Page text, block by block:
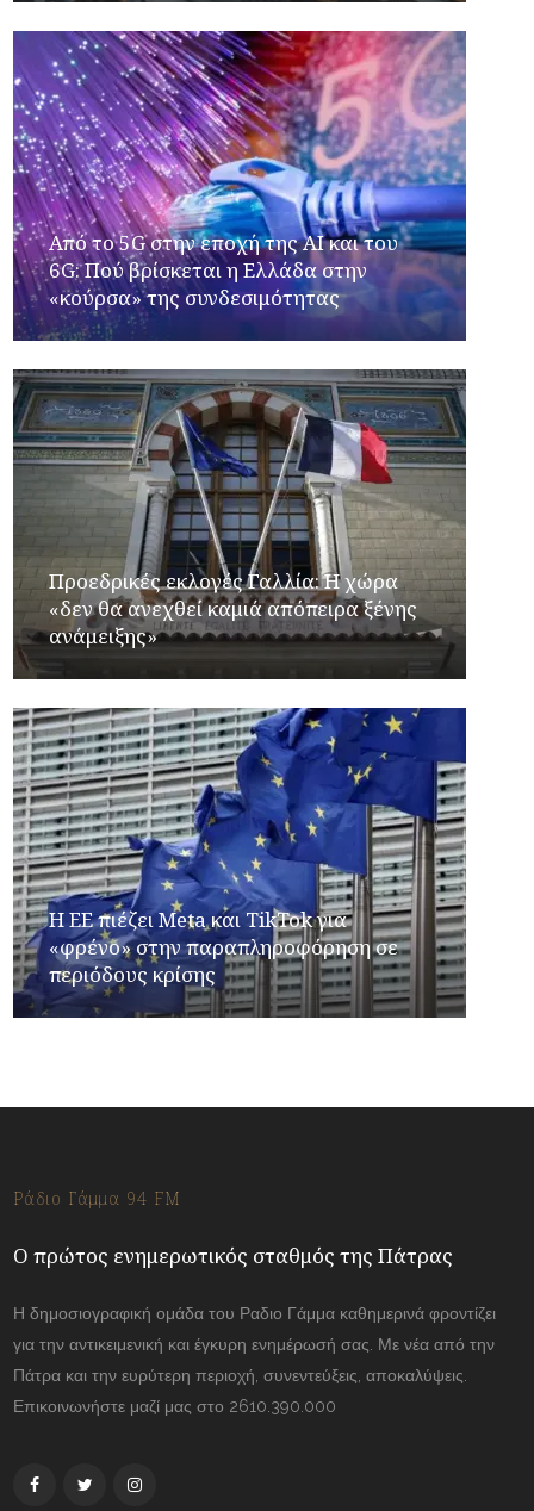
Από το 5G στην εποχή της AI και του
6G: Πού βρίσκεται η Ελλάδα στην
«κούρσα» της συνδεσιμότητας
Προεδρικές εκλογές Γαλλία: Η χώρα
«δεν θα ανεχθεί καμιά απόπειρα ξένης
ανάμειξης»
Η ΕΕ πιέζει Meta και TikTok για
«φρένο» στην παραπληροφόρηση σε
περιόδους κρίσης
Ράδιο Γάμμα 94 FM
Ο πρώτος ενημερωτικός σταθμός της Πάτρας
Η δημοσιογραφική ομάδα του Ραδιο Γάμμα καθημερινά φροντίζει
για την αντικειμενική και έγκυρη ενημέρωσή σας. Με νέα από την
Πάτρα και την ευρύτερη περιοχή, συνεντεύξεις, αποκαλύψεις.
Επικοινωνήστε μαζί μας στο 2610.390.000